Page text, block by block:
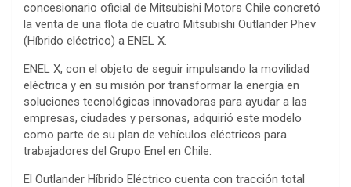
concesionario oficial de Mitsubishi Motors Chile concretó
la venta de una flota de cuatro Mitsubishi Outlander Phev
(Híbrido eléctrico) a ENEL X.
ENEL X, con el objeto de seguir impulsando la movilidad
eléctrica y en su misión por transformar la energía en
soluciones tecnológicas innovadoras para ayudar a las
empresas, ciudades y personas, adquirió este modelo
como parte de su plan de vehículos eléctricos para
trabajadores del Grupo Enel en Chile.
El Outlander Híbrido Eléctrico cuenta con tracción total